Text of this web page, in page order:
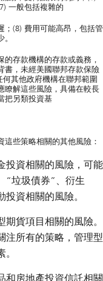
一般包括複雜的
；(8) 費用可能高昂，包括管
存款機構的存款或義務，
書，未經美國聯邦存款保險
何其他政府機構在聯邦範圍
瞭解這些風險，具備在較長
把另類投資基
些策略相關的其他風險：
投資相關的風險，可能
“垃圾債券”、衍生
資相關的風險。
貨項目相關的風險。
注所有的策略，管理型
和房地產投資信託相關